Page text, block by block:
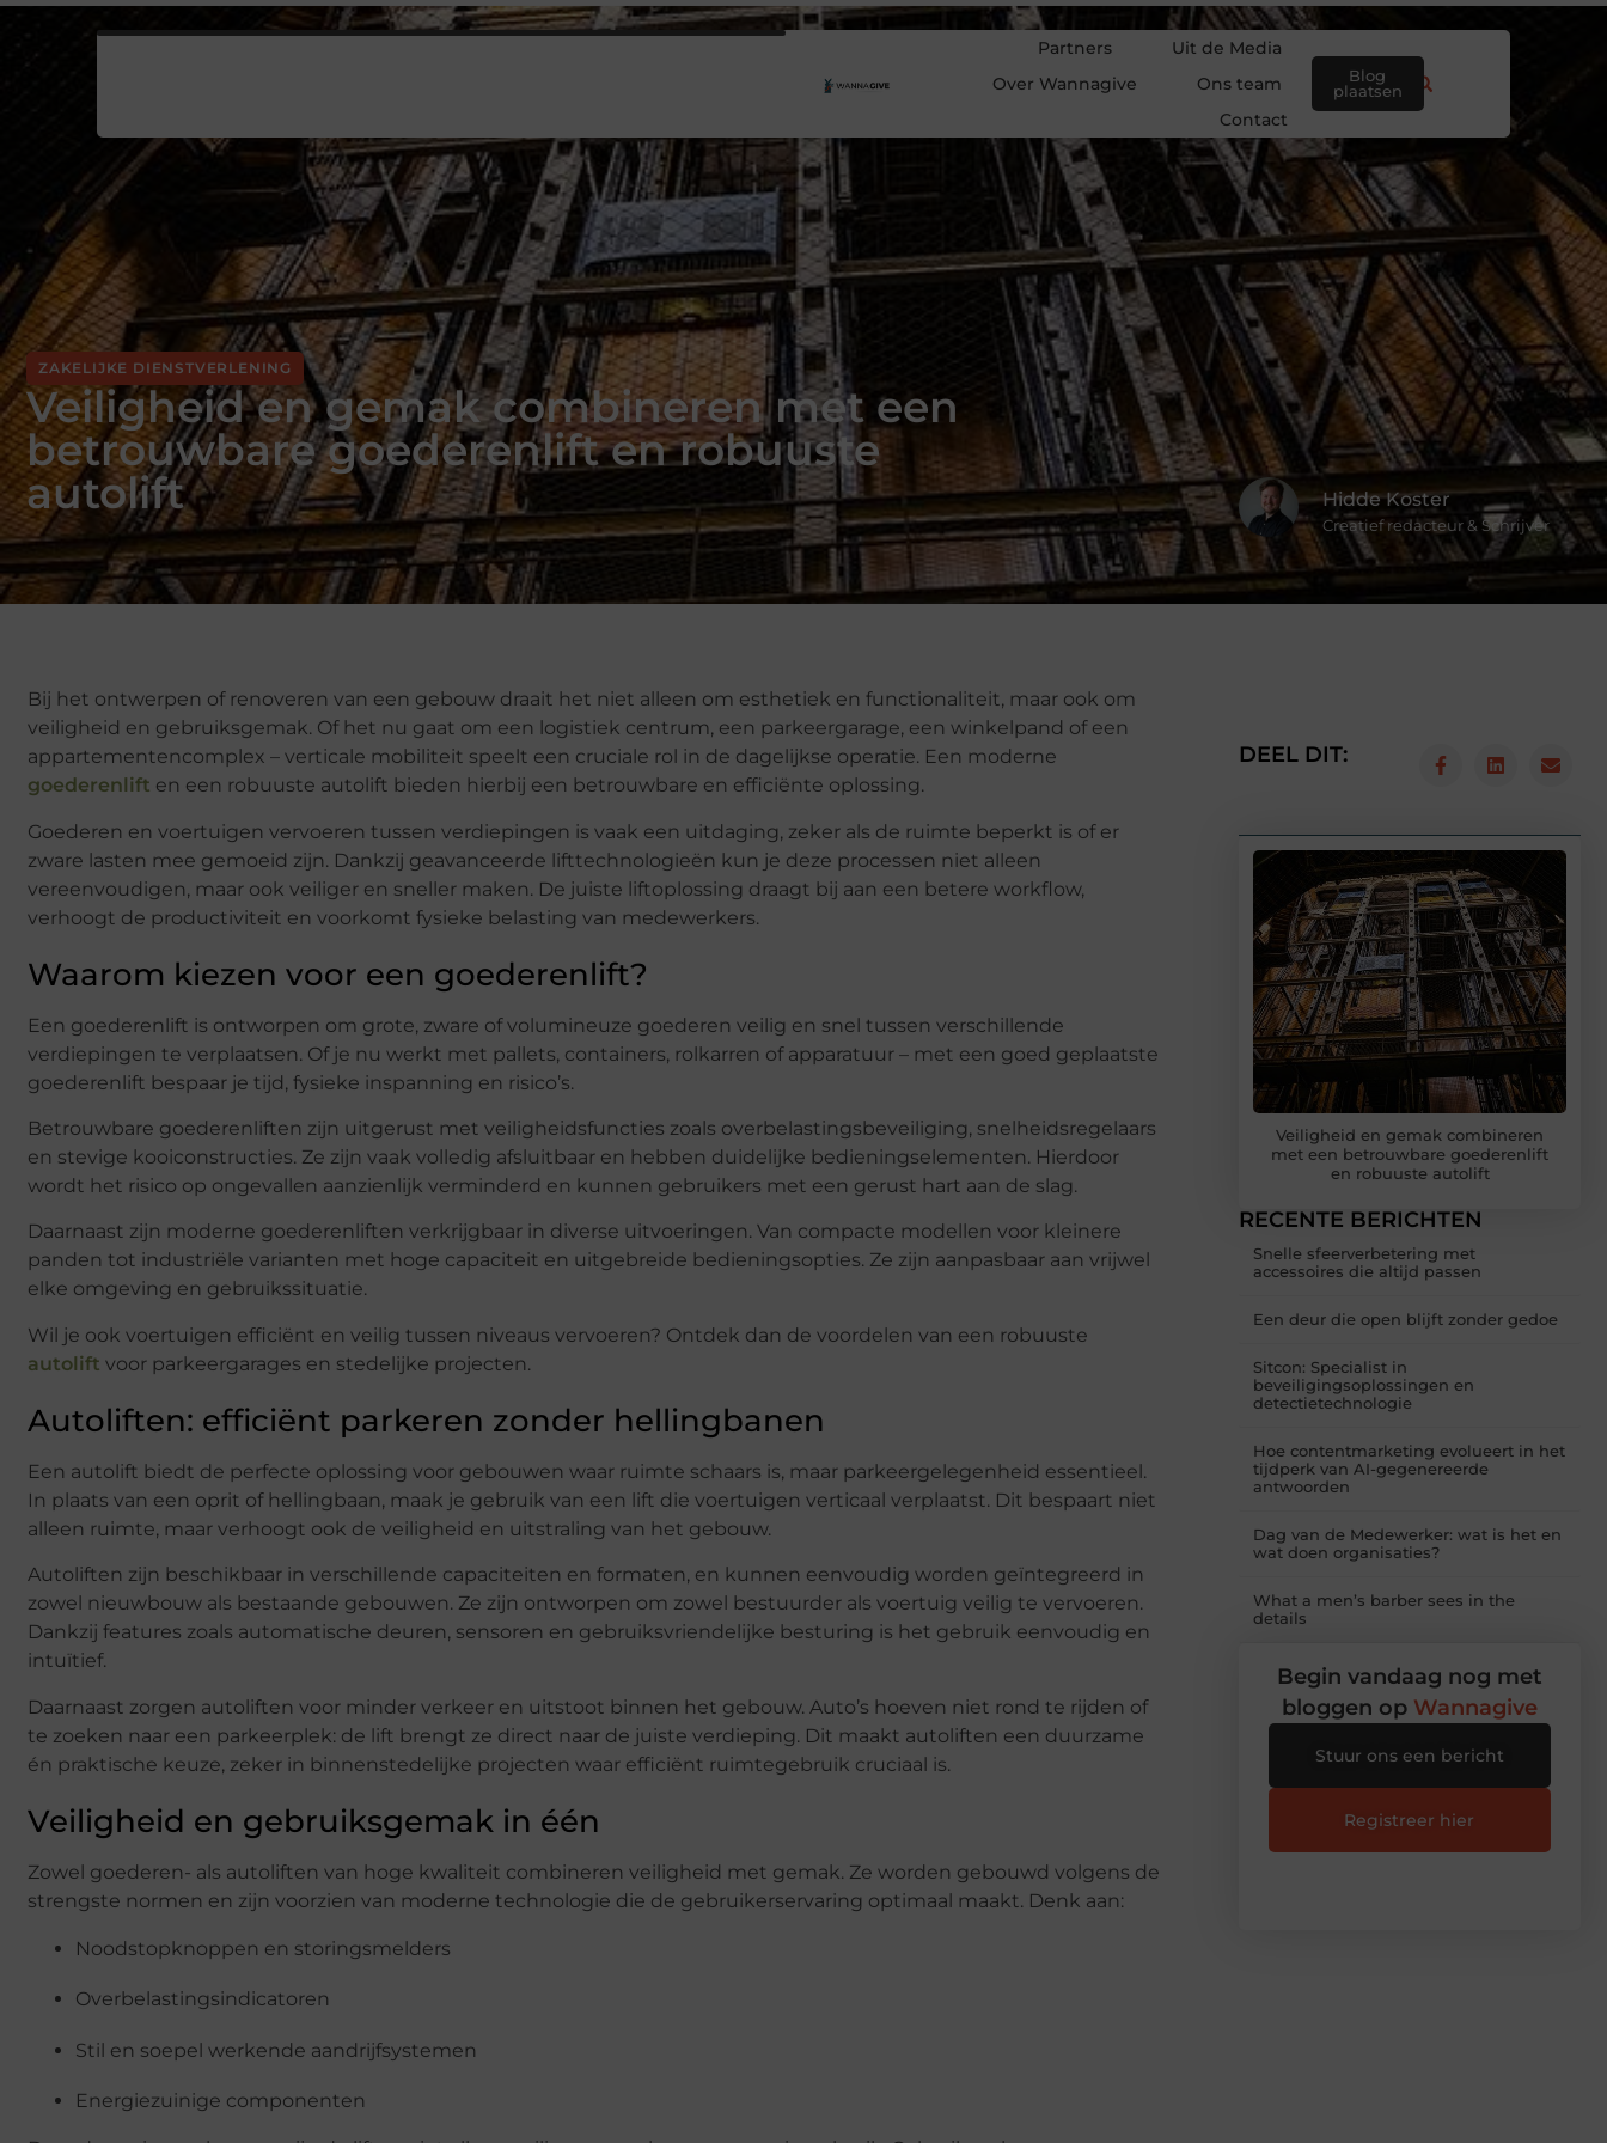
Partners
Uit de Media
Over Wannagive
Ons team
Contact
Blog
plaatsen
ZAKELIJKE DIENSTVERLENING
Veiligheid en gemak combineren met een
betrouwbare goederenlift en robuuste
autolift
Hidde Koster
Creatief redacteur & Schrijver
Bij het ontwerpen of renoveren van een gebouw draait het niet alleen om esthetiek en functionaliteit, maar ook om
veiligheid en gebruiksgemak. Of het nu gaat om een logistiek centrum, een parkeergarage, een winkelpand of een
appartementencomplex – verticale mobiliteit speelt een cruciale rol in de dagelijkse operatie. Een moderne
goederenlift en een robuuste autolift bieden hierbij een betrouwbare en efficiënte oplossing.
Goederen en voertuigen vervoeren tussen verdiepingen is vaak een uitdaging, zeker als de ruimte beperkt is of er
zware lasten mee gemoeid zijn. Dankzij geavanceerde lifttechnologieën kun je deze processen niet alleen
vereenvoudigen, maar ook veiliger en sneller maken. De juiste liftoplossing draagt bij aan een betere workflow,
verhoogt de productiviteit en voorkomt fysieke belasting van medewerkers.
Waarom kiezen voor een goederenlift?
Een goederenlift is ontworpen om grote, zware of volumineuze goederen veilig en snel tussen verschillende
verdiepingen te verplaatsen. Of je nu werkt met pallets, containers, rolkarren of apparatuur – met een goed geplaatste
goederenlift bespaar je tijd, fysieke inspanning en risico’s.
Betrouwbare goederenliften zijn uitgerust met veiligheidsfuncties zoals overbelastingsbeveiliging, snelheidsregelaars
en stevige kooiconstructies. Ze zijn vaak volledig afsluitbaar en hebben duidelijke bedieningselementen. Hierdoor
wordt het risico op ongevallen aanzienlijk verminderd en kunnen gebruikers met een gerust hart aan de slag.
Daarnaast zijn moderne goederenliften verkrijgbaar in diverse uitvoeringen. Van compacte modellen voor kleinere
panden tot industriële varianten met hoge capaciteit en uitgebreide bedieningsopties. Ze zijn aanpasbaar aan vrijwel
elke omgeving en gebruikssituatie.
Wil je ook voertuigen efficiënt en veilig tussen niveaus vervoeren? Ontdek dan de voordelen van een robuuste
autolift voor parkeergarages en stedelijke projecten.
Autoliften: efficiënt parkeren zonder hellingbanen
Een autolift biedt de perfecte oplossing voor gebouwen waar ruimte schaars is, maar parkeergelegenheid essentieel.
In plaats van een oprit of hellingbaan, maak je gebruik van een lift die voertuigen verticaal verplaatst. Dit bespaart niet
alleen ruimte, maar verhoogt ook de veiligheid en uitstraling van het gebouw.
Autoliften zijn beschikbaar in verschillende capaciteiten en formaten, en kunnen eenvoudig worden geïntegreerd in
zowel nieuwbouw als bestaande gebouwen. Ze zijn ontworpen om zowel bestuurder als voertuig veilig te vervoeren.
Dankzij features zoals automatische deuren, sensoren en gebruiksvriendelijke besturing is het gebruik eenvoudig en
intuïtief.
Daarnaast zorgen autoliften voor minder verkeer en uitstoot binnen het gebouw. Auto’s hoeven niet rond te rijden of
te zoeken naar een parkeerplek: de lift brengt ze direct naar de juiste verdieping. Dit maakt autoliften een duurzame
én praktische keuze, zeker in binnenstedelijke projecten waar efficiënt ruimtegebruik cruciaal is.
Veiligheid en gebruiksgemak in één
Zowel goederen- als autoliften van hoge kwaliteit combineren veiligheid met gemak. Ze worden gebouwd volgens de
strengste normen en zijn voorzien van moderne technologie die de gebruikerservaring optimaal maakt. Denk aan:
Noodstopknoppen en storingsmelders
Overbelastingsindicatoren
Stil en soepel werkende aandrijfsystemen
Energiezuinige componenten
DEEL DIT:
Veiligheid en gemak combineren
met een betrouwbare goederenlift
en robuuste autolift
RECENTE BERICHTEN
Snelle sfeerverbetering met
accessoires die altijd passen
Een deur die open blijft zonder gedoe
Sitcon: Specialist in
beveiligingsoplossingen en
detectietechnologie
Hoe contentmarketing evolueert in het
tijdperk van AI-gegenereerde
antwoorden
Dag van de Medewerker: wat is het en
wat doen organisaties?
What a men’s barber sees in the
details
Begin vandaag nog met
bloggen op Wannagive
Stuur ons een bericht
Registreer hier